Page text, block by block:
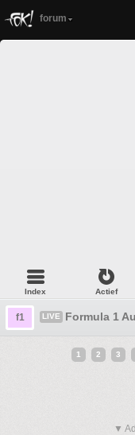
forum
Index Actief
f1 LIVE Formula 1
1 2 3
▼